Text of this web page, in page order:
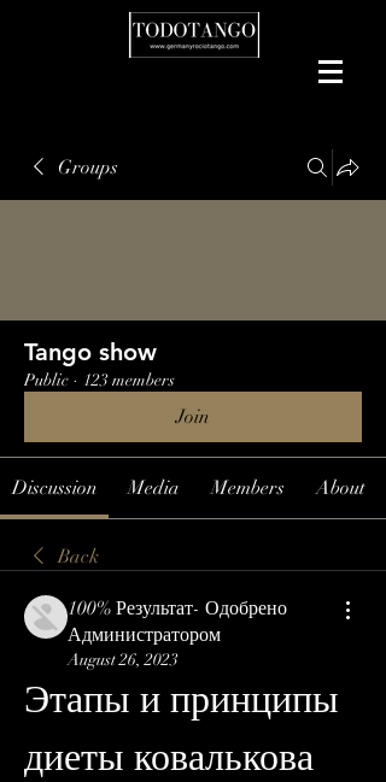
Groups
Tango show
Public · 123 members
Join
Discussion Media Members About
Back
100% Результат- Одобрено
Администратором
August 26, 2023
Этапы и принципы
диеты ковалькова